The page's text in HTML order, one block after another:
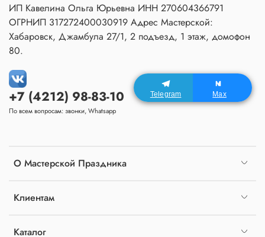
О Мастерской Праздника
Клиентам
Каталог
+7 (4212) 98-83-10
По всем вопросам: звонки, Whatsapp
ИП Кавелина Ольга Юрьевна ИНН 270604366791
ОГРНИП 317272400030919 Адрес Мастерской:
Хабаровск, Джамбула 27/1, 2 подъезд, 1 этаж, домофон
80.
Telegram Max